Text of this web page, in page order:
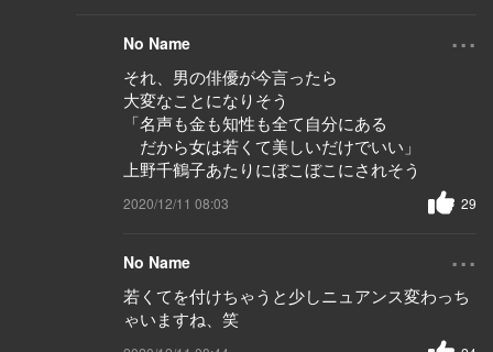
No Name ...
それ、男の俳優が今言ったら
大変なことになりそう
「名声も金も知性も全て自分にある
だから女は若くて美しいだけでいい」
上野千鶴子あたりにぼこぼこにされそう
2020/12/11 08:03 29
No Name ...
若くてを付けちゃうと少しニュアンス変わっち
ゃいますね、笑